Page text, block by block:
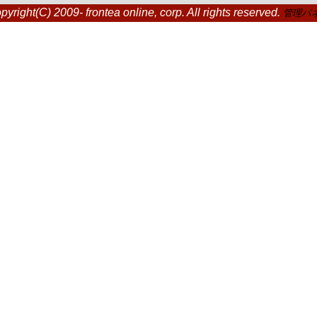
2009- frontea online, corp. All rights reserved. 管理パ